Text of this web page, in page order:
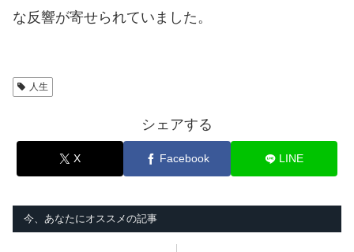
な反響が寄せられていました。
人生
シェアする
X Facebook LINE
今、あなたにオススメの記事